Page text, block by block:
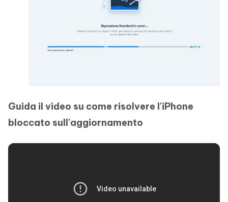
Guida il video su come risolvere l'iPhone
bloccato sull'aggiornamento